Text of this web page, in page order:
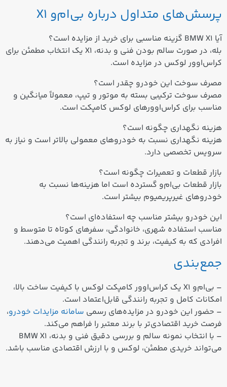
پرسش‌های متداول درباره بی‌ام‌و X1
آیا BMW X1 گزینه مناسبی برای خرید از مزایده است؟
بله، در صورت سالم بودن فنی و بدنه، X1 یک انتخاب مطمئن برای
کراس‌اوور لوکس در مزایده است.
مصرف سوخت این خودرو چقدر است؟
مصرف سوخت ترکیبی بسته به موتور و تیپ، معمولاً میانگین و
مناسب برای کراس‌اوورهای لوکس کامپکت است.
هزینه نگهداری چگونه است؟
هزینه نگهداری نسبت به خودروهای معمولی بالاتر است و نیاز به
سرویس تخصصی دارد.
بازار قطعات و تعمیرات چگونه است؟
بازار قطعات بی‌ام‌و گسترده است اما هزینه‌ها نسبت به
خودروهای غیرپریمیوم بیشتر است.
این خودرو بیشتر مناسب چه استفاده‌ای است؟
مناسب استفاده شهری، خانوادگی، سفرهای کوتاه تا متوسط و
افرادی که به کیفیت، برند و تجربه رانندگی اهمیت می‌دهند.
جمع‌بندی
– بی‌ام‌و X1 یک کراس‌اوور کامپکت لوکس با کیفیت ساخت بالا،
امکانات کامل و تجربه رانندگی قابل‌اعتماد است.
– حضور این خودرو در مزایده‌های رسمی سامانه مزایدات خودرو،
فرصت خرید اقتصادی‌تر با برند معتبر را فراهم می‌کند.
– با انتخاب نمونه سالم و بررسی دقیق فنی و بدنه، BMW X1
می‌تواند خریدی مطمئن، لوکس و با ارزش اقتصادی مناسب باشد.